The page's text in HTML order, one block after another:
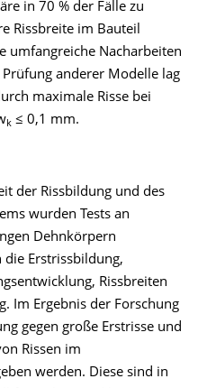
in 70 % der Fälle zu
Rissbreite im Bauteil
umfangreiche Nacharbeiten
anderer Modelle lag
maximale Risse bei
k ≤ 0,1 mm.
der Rissbildung und des
wurden Tests an
Dehnkörpern
Erstrissbildung,
Rissbreiten
Im Ergebnis der Forschung
gegen große Erstrisse und
Rissen im
werden. Diese sind in